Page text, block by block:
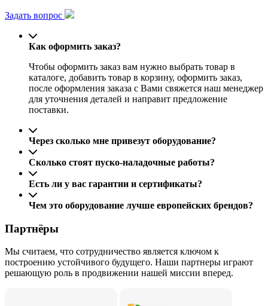
Задать вопрос
Как оформить заказ?
Чтобы оформить заказ вам нужно выбрать товар в
каталоге, добавить товар в корзину, оформить заказ,
после оформления заказа с Вами свяжется наш менеджер
для уточнения деталей и направит предложение
поставки.
Через сколько мне привезут оборудование?
Сколько стоят пуско-наладочные работы?
Есть ли у вас гарантии и сертификаты?
Чем это оборудование лучше европейских брендов?
Партнёры
Мы считаем, что сотрудничество является ключом к
построению устойчивого будущего. Наши партнеры играют
решающую роль в продвижении нашей миссии вперед.